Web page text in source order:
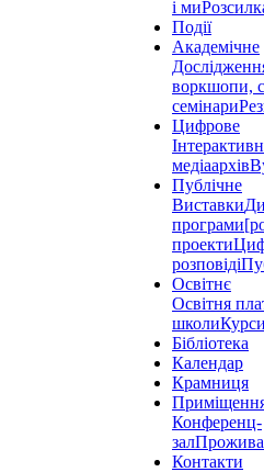
і ми
Події
Академічне
воркшопи,
семінари
Цифрове
медіаархів
Публічне
Виставки
програми
проекти
розповіді
Освітнє
Освітня
школиКурси
Бібліотека
Календар
Крамниця
Конференц-
зал
Контакти